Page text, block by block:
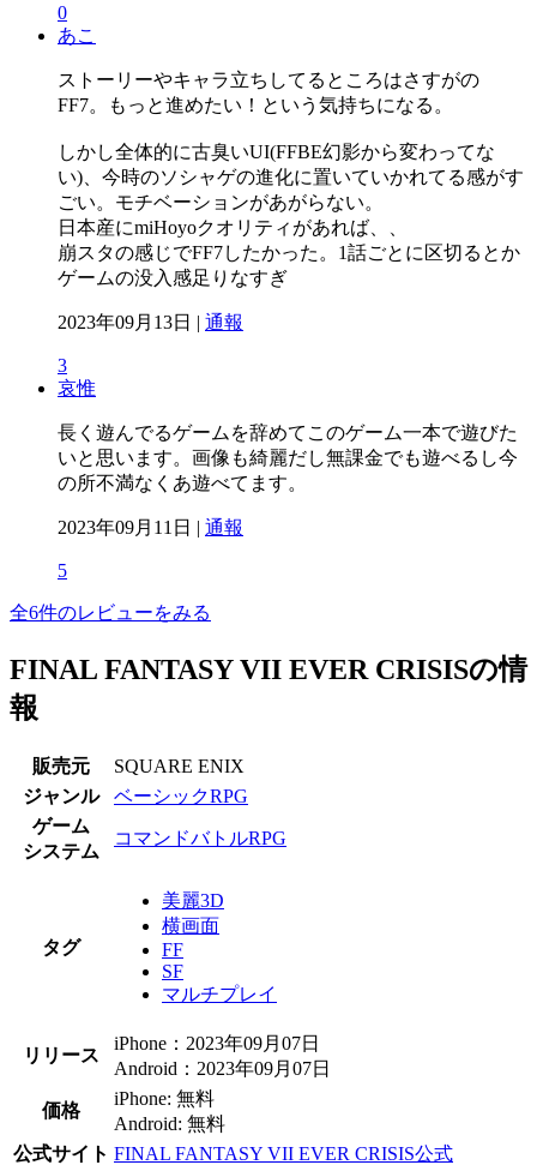
0
あこ
ストーリーやキャラ立ちしてるところはさすがの
FF7。もっと進めたい！という気持ちになる。
しかし全体的に古臭いUI(FFBE幻影から変わってな
い)、今時のソシャゲの進化に置いていかれてる感がす
ごい。モチベーションがあがらない。
日本産にmiHoyoクオリティがあれば、、
崩スタの感じでFF7したかった。1話ごとに区切るとか
ゲームの没入感足りなすぎ
2023年09月13日 | 通報
3
哀惟
長く遊んでるゲームを辞めてこのゲーム一本で遊びた
いと思います。画像も綺麗だし無課金でも遊べるし今
の所不満なくあ遊べてます。
2023年09月11日 | 通報
5
全6件のレビューをみる
FINAL FANTASY VII EVER CRISISの情
報
販売元
SQUARE ENIX
ジャンル
ベーシックRPG
ゲーム
システム
コマンドバトルRPG
タグ
美麗3D
横画面
FF
SF
マルチプレイ
リリース
iPhone：2023年09月07日
Android：2023年09月07日
価格
iPhone: 無料
Android: 無料
公式サイト FINAL FANTASY VII EVER CRISIS公式